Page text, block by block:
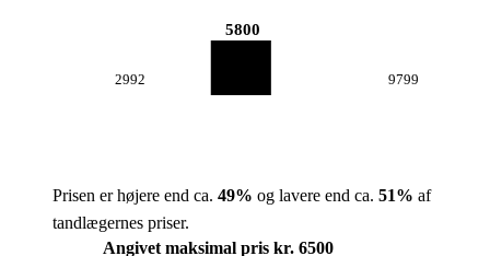
2992
5800
9799
Prisen er højere end ca. 49% og lavere end ca. 51% af
tandlægernes priser.
Angivet maksimal pris kr. 6500